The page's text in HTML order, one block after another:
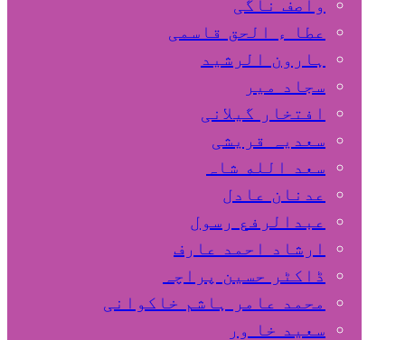
واصف ناگی
عطا ء الحق قاسمی
ہارون الرشید
سجاد میر
افتخار گیلانی
سعدیہ قریشی
سعد الله شاہ
عدنان عادل
عبدالرفع رسول
ارشاد احمد عارف
ڈاکٹر حسین پراچہ
محمد عامر ہاشم خاکوانی
سعید خا ور